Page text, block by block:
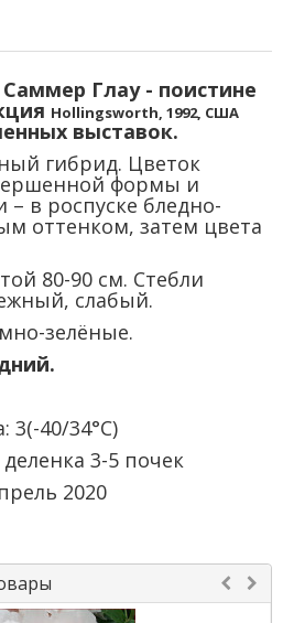
Глау - поистине
Hollingsworth, 1992, США
выставок.
гибрид. Цветок
формы и
– в роспуске бледно-
оттенком, затем цвета
80-90 см. Стебли
слабый.
зелёные.
3(-40/34°C)
3-5 почек
2020